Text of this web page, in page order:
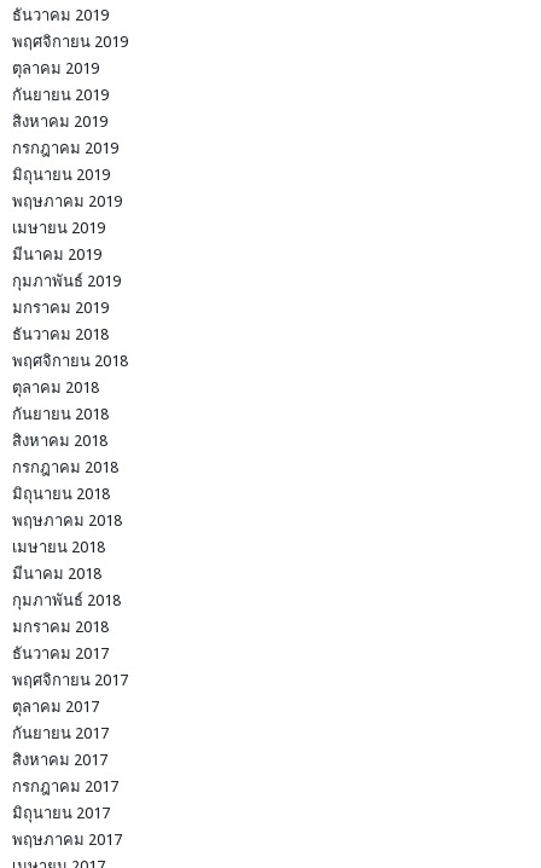
ธันวาคม 2019
พฤศจิกายน 2019
ตุลาคม 2019
กันยายน 2019
สิงหาคม 2019
กรกฎาคม 2019
มิถุนายน 2019
พฤษภาคม 2019
เมษายน 2019
มีนาคม 2019
กุมภาพันธ์ 2019
มกราคม 2019
ธันวาคม 2018
พฤศจิกายน 2018
ตุลาคม 2018
กันยายน 2018
สิงหาคม 2018
กรกฎาคม 2018
มิถุนายน 2018
พฤษภาคม 2018
เมษายน 2018
มีนาคม 2018
กุมภาพันธ์ 2018
มกราคม 2018
ธันวาคม 2017
พฤศจิกายน 2017
ตุลาคม 2017
กันยายน 2017
สิงหาคม 2017
กรกฎาคม 2017
มิถุนายน 2017
พฤษภาคม 2017